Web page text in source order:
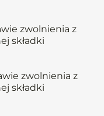
zwolnienia z
składki
zwolnienia z
składki